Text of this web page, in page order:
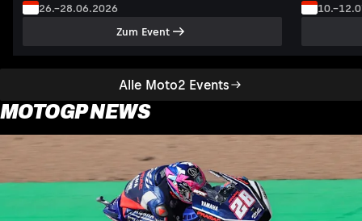
Alle Moto2 Events
26.–28.06.2026
Zum Event
MOTOGP NEWS